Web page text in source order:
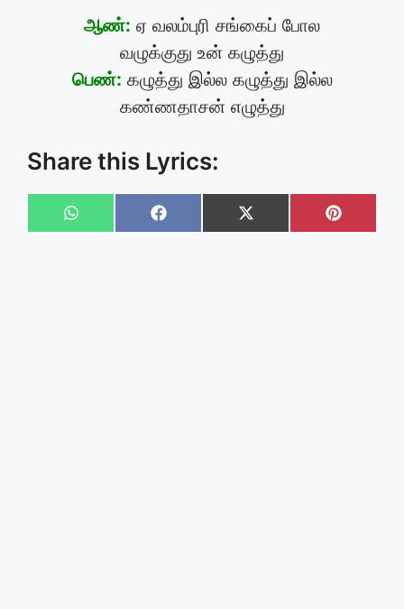
ஆண்: ஏ வலம்புரி சங்கைப் போல
வழுக்குது உன் கழுத்து
பெண்: கழுத்து இல்ல கழுத்து இல்ல
கண்ணதாசன் எழுத்து
Share this Lyrics:
Share
on
Share
on
Share
on
Share
on